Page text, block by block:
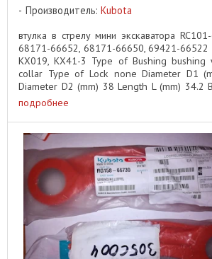
Производитель: Kubota
втулка в стрелу мини экскаватора
68171-66652, 68171-66650, 69421-66522
KX019, KX41-3 Type of Bushing bushing
collar Type of Lock none Diameter D1
Diameter D2 (mm) 38 Length L (mm) 34.2
Material steel, ...
подробнее